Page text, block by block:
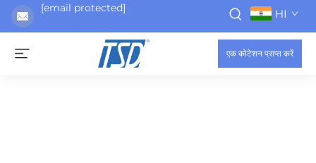
[email protected] HI
एक कोटेशन प्राप्त करें